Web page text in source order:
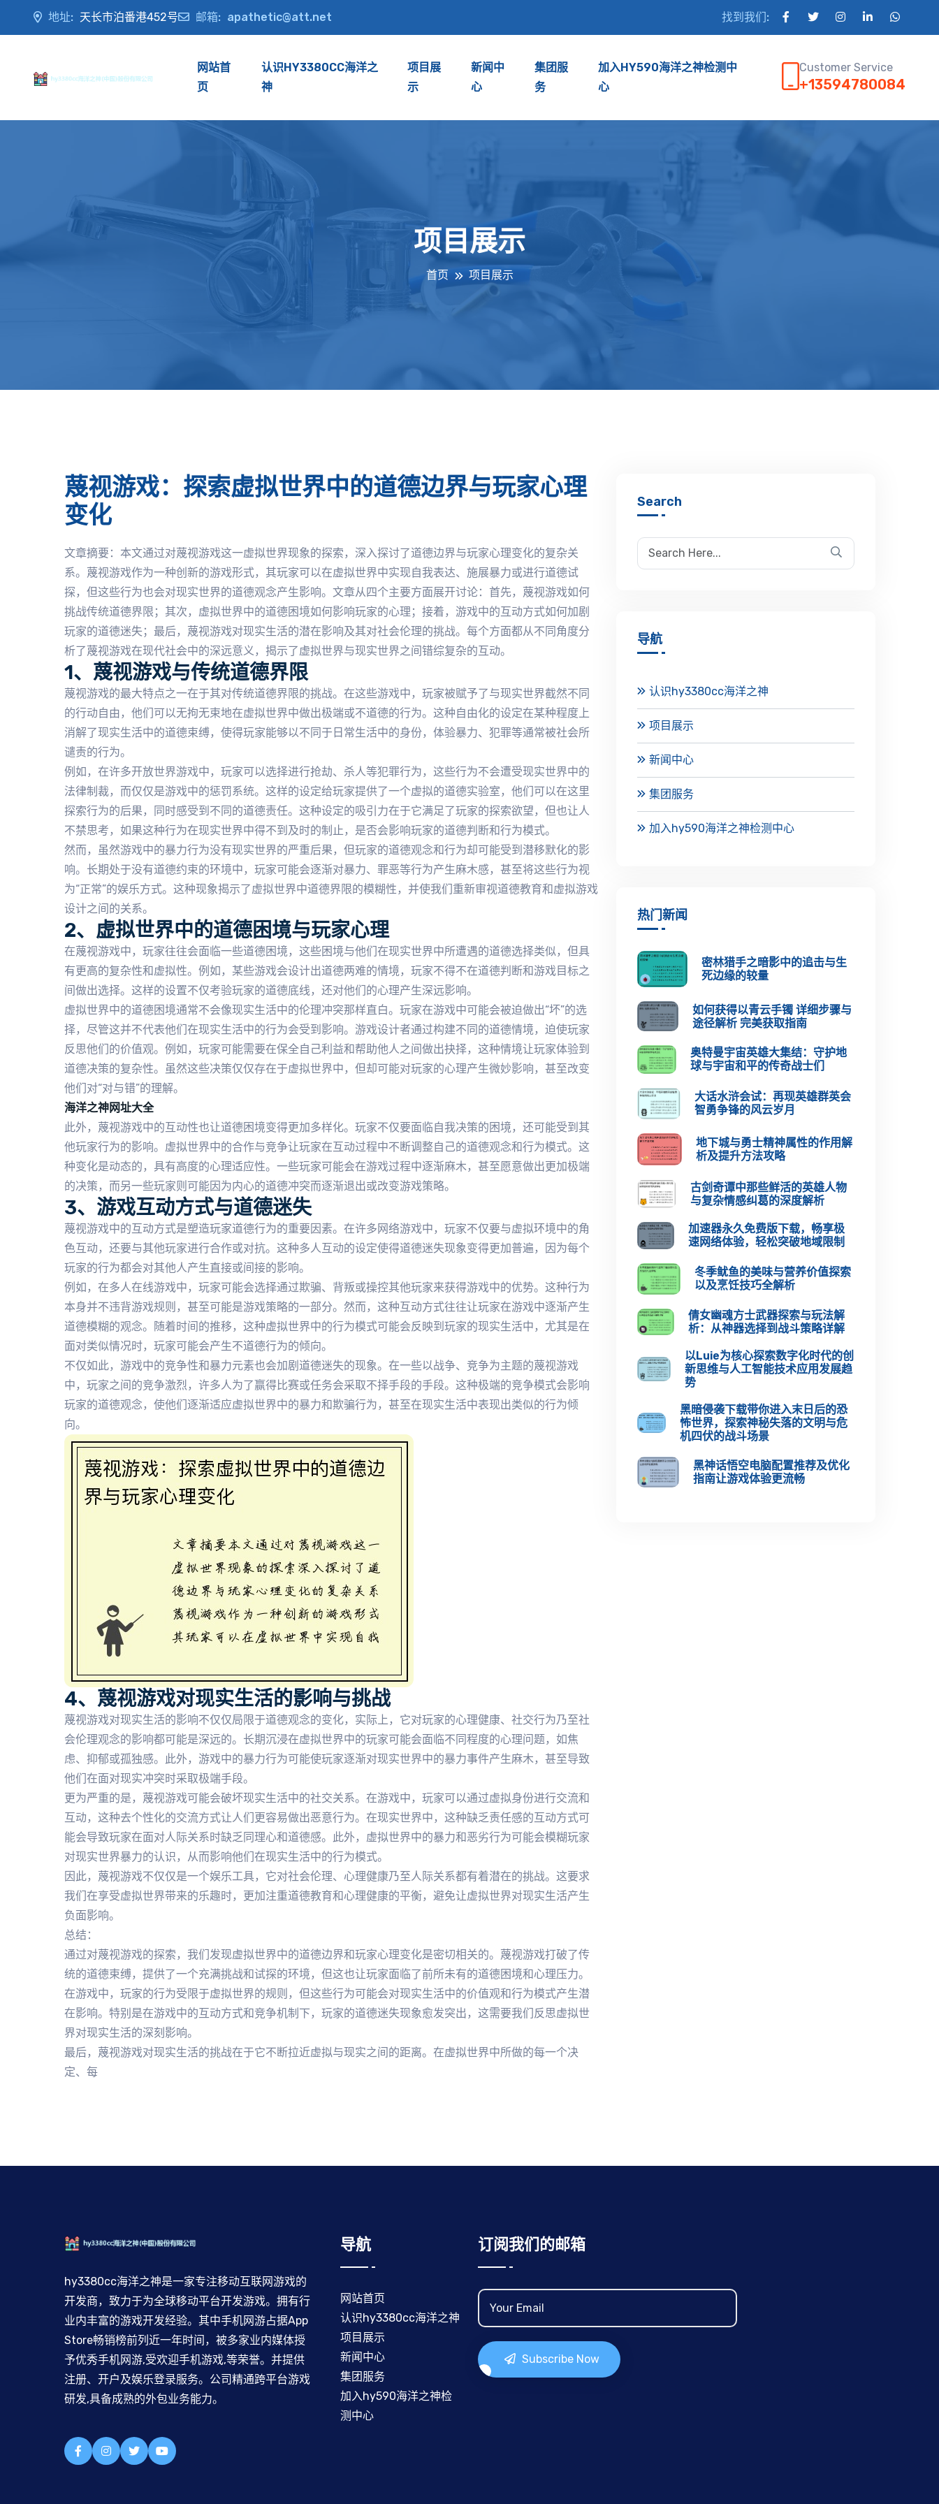
地址: 天长市泊番港452号 邮箱: apathetic@att.net 找到我们:
网站首
页
认识HY3380CC海洋之
神
项目展
示
新闻中
心
集团服
务
加入HY590海洋之神检测中
心
Customer Service
+13594780084
项目展示
首页 项目展示
蔑视游戏：探索虚拟世界中的道德边界与玩家心理
变化
文章摘要：本文通过对蔑视游戏这一虚拟世界现象的探索，深入探讨了道德边界与玩家心理变化的复杂关
系。蔑视游戏作为一种创新的游戏形式，其玩家可以在虚拟世界中实现自我表达、施展暴力或进行道德试
探，但这些行为也会对现实世界的道德观念产生影响。文章从四个主要方面展开讨论：首先，蔑视游戏如何
挑战传统道德界限；其次，虚拟世界中的道德困境如何影响玩家的心理；接着，游戏中的互动方式如何加剧
玩家的道德迷失；最后，蔑视游戏对现实生活的潜在影响及其对社会伦理的挑战。每个方面都从不同角度分
析了蔑视游戏在现代社会中的深远意义，揭示了虚拟世界与现实世界之间错综复杂的互动。
1、蔑视游戏与传统道德界限
蔑视游戏的最大特点之一在于其对传统道德界限的挑战。在这些游戏中，玩家被赋予了与现实世界截然不同
的行动自由，他们可以无拘无束地在虚拟世界中做出极端或不道德的行为。这种自由化的设定在某种程度上
消解了现实生活中的道德束缚，使得玩家能够以不同于日常生活中的身份，体验暴力、犯罪等通常被社会所
谴责的行为。
例如，在许多开放世界游戏中，玩家可以选择进行抢劫、杀人等犯罪行为，这些行为不会遭受现实世界中的
法律制裁，而仅仅是游戏中的惩罚系统。这样的设定给玩家提供了一个虚拟的道德实验室，他们可以在这里
探索行为的后果，同时感受到不同的道德责任。这种设定的吸引力在于它满足了玩家的探索欲望，但也让人
不禁思考，如果这种行为在现实世界中得不到及时的制止，是否会影响玩家的道德判断和行为模式。
然而，虽然游戏中的暴力行为没有现实世界的严重后果，但玩家的道德观念和行为却可能受到潜移默化的影
响。长期处于没有道德约束的环境中，玩家可能会逐渐对暴力、罪恶等行为产生麻木感，甚至将这些行为视
为“正常”的娱乐方式。这种现象揭示了虚拟世界中道德界限的模糊性，并使我们重新审视道德教育和虚拟游戏
设计之间的关系。
2、虚拟世界中的道德困境与玩家心理
在蔑视游戏中，玩家往往会面临一些道德困境，这些困境与他们在现实世界中所遭遇的道德选择类似，但具
有更高的复杂性和虚拟性。例如，某些游戏会设计出道德两难的情境，玩家不得不在道德判断和游戏目标之
间做出选择。这样的设置不仅考验玩家的道德底线，还对他们的心理产生深远影响。
虚拟世界中的道德困境通常不会像现实生活中的伦理冲突那样直白。玩家在游戏中可能会被迫做出“坏”的选
择，尽管这并不代表他们在现实生活中的行为会受到影响。游戏设计者通过构建不同的道德情境，迫使玩家
反思他们的价值观。例如，玩家可能需要在保全自己利益和帮助他人之间做出抉择，这种情境让玩家体验到
道德决策的复杂性。虽然这些决策仅仅存在于虚拟世界中，但却可能对玩家的心理产生微妙影响，甚至改变
他们对“对与错”的理解。
海洋之神网址大全
此外，蔑视游戏中的互动性也让道德困境变得更加多样化。玩家不仅要面临自我决策的困境，还可能受到其
他玩家行为的影响。虚拟世界中的合作与竞争让玩家在互动过程中不断调整自己的道德观念和行为模式。这
种变化是动态的，具有高度的心理适应性。一些玩家可能会在游戏过程中逐渐麻木，甚至愿意做出更加极端
的决策，而另一些玩家则可能因为内心的道德冲突而逐渐退出或改变游戏策略。
3、游戏互动方式与道德迷失
蔑视游戏中的互动方式是塑造玩家道德行为的重要因素。在许多网络游戏中，玩家不仅要与虚拟环境中的角
色互动，还要与其他玩家进行合作或对抗。这种多人互动的设定使得道德迷失现象变得更加普遍，因为每个
玩家的行为都会对其他人产生直接或间接的影响。
例如，在多人在线游戏中，玩家可能会选择通过欺骗、背叛或操控其他玩家来获得游戏中的优势。这种行为
本身并不违背游戏规则，甚至可能是游戏策略的一部分。然而，这种互动方式往往让玩家在游戏中逐渐产生
道德模糊的观念。随着时间的推移，这种虚拟世界中的行为模式可能会反映到玩家的现实生活中，尤其是在
面对类似情况时，玩家可能会产生不道德行为的倾向。
不仅如此，游戏中的竞争性和暴力元素也会加剧道德迷失的现象。在一些以战争、竞争为主题的蔑视游戏
中，玩家之间的竞争激烈，许多人为了赢得比赛或任务会采取不择手段的手段。这种极端的竞争模式会影响
玩家的道德观念，使他们逐渐适应虚拟世界中的暴力和欺骗行为，甚至在现实生活中表现出类似的行为倾
向。
4、蔑视游戏对现实生活的影响与挑战
蔑视游戏对现实生活的影响不仅仅局限于道德观念的变化，实际上，它对玩家的心理健康、社交行为乃至社
会伦理观念的影响都可能是深远的。长期沉浸在虚拟世界中的玩家可能会面临不同程度的心理问题，如焦
虑、抑郁或孤独感。此外，游戏中的暴力行为可能使玩家逐渐对现实世界中的暴力事件产生麻木，甚至导致
他们在面对现实冲突时采取极端手段。
更为严重的是，蔑视游戏可能会破坏现实生活中的社交关系。在游戏中，玩家可以通过虚拟身份进行交流和
互动，这种去个性化的交流方式让人们更容易做出恶意行为。在现实世界中，这种缺乏责任感的互动方式可
能会导致玩家在面对人际关系时缺乏同理心和道德感。此外，虚拟世界中的暴力和恶劣行为可能会模糊玩家
对现实世界暴力的认识，从而影响他们在现实生活中的行为模式。
因此，蔑视游戏不仅仅是一个娱乐工具，它对社会伦理、心理健康乃至人际关系都有着潜在的挑战。这要求
我们在享受虚拟世界带来的乐趣时，更加注重道德教育和心理健康的平衡，避免让虚拟世界对现实生活产生
负面影响。
总结：
通过对蔑视游戏的探索，我们发现虚拟世界中的道德边界和玩家心理变化是密切相关的。蔑视游戏打破了传
统的道德束缚，提供了一个充满挑战和试探的环境，但这也让玩家面临了前所未有的道德困境和心理压力。
在游戏中，玩家的行为受限于虚拟世界的规则，但这些行为可能会对现实生活中的价值观和行为模式产生潜
在影响。特别是在游戏中的互动方式和竞争机制下，玩家的道德迷失现象愈发突出，这需要我们反思虚拟世
界对现实生活的深刻影响。
最后，蔑视游戏对现实生活的挑战在于它不断拉近虚拟与现实之间的距离。在虚拟世界中所做的每一个决
定、每
Search
导航
认识hy3380cc海洋之神
项目展示
新闻中心
集团服务
加入hy590海洋之神检测中心
热门新闻
密林猎手之暗影中的追击与生
死边缘的较量
如何获得以青云手镯 详细步骤与
途径解析 完美获取指南
奥特曼宇宙英雄大集结：守护地
球与宇宙和平的传奇战士们
大话水浒会试：再现英雄群英会
智勇争锋的风云岁月
地下城与勇士精神属性的作用解
析及提升方法攻略
古剑奇谭中那些鲜活的英雄人物
与复杂情感纠葛的深度解析
加速器永久免费版下载，畅享极
速网络体验，轻松突破地域限制
冬季鱿鱼的美味与营养价值探索
以及烹饪技巧全解析
倩女幽魂方士武器探索与玩法解
析：从神器选择到战斗策略详解
以Luie为核心探索数字化时代的创
新思维与人工智能技术应用发展趋
势
黑暗侵袭下载带你进入末日后的恐
怖世界，探索神秘失落的文明与危
机四伏的战斗场景
黑神话悟空电脑配置推荐及优化
指南让游戏体验更流畅
hy3380cc海洋之神是一家专注移动互联网游戏的
开发商，致力于为全球移动平台开发游戏。拥有行
业内丰富的游戏开发经验。其中手机网游占据App
Store畅销榜前列近一年时间，被多家业内媒体授
予优秀手机网游,受欢迎手机游戏,等荣誉。并提供
注册、开户及娱乐登录服务。公司精通跨平台游戏
研发,具备成熟的外包业务能力。
导航
网站首页
认识hy3380cc海洋之神
项目展示
新闻中心
集团服务
加入hy590海洋之神检
测中心
订阅我们的邮箱
Subscribe Now